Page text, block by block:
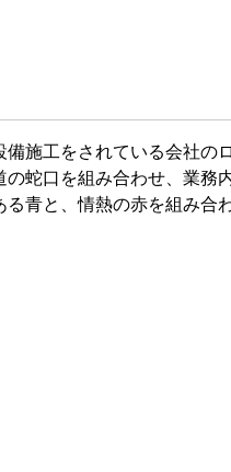
備施工をされている会社の
の蛇口を組み合わせ、業務
る青と、情熱の赤を組み合